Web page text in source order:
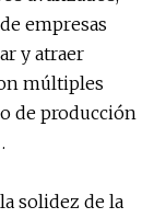
empresas
y atraer
múltiples
de producción
solidez de la